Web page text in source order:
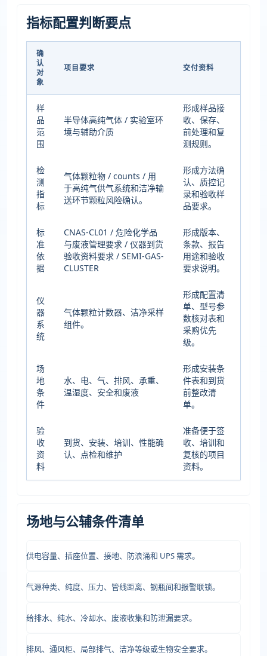
指标配置判断要点
确
认
对
象
项目要求 交付资料
样
品
范
围
半导体高纯气体 / 实验室环
境与辅助介质
形成样品接
收、保存、
前处理和复
测规则。
检
测
指
标
气体颗粒物 / counts / 用
于高纯气供气系统和洁净输
送环节颗粒风险确认。
形成方法确
认、质控记
录和验收样
品要求。
标
准
依
据
CNAS-CL01 / 危险化学品
与废液管理要求 / 仪器到货
验收资料要求 / SEMI-GAS-
CLUSTER
形成版本、
条款、报告
用途和验收
要求说明。
仪
器
系
统
气体颗粒计数器、洁净采样
组件。
形成配置清
单、型号参
数核对表和
采购优先
级。
场
地
条
件
水、电、气、排风、承重、
温湿度、安全和废液
形成安装条
件表和到货
前整改清
单。
验
收
资
料
到货、安装、培训、性能确
认、点检和维护
准备便于签
收、培训和
复核的项目
资料。
场地与公辅条件清单
供电容量、插座位置、接地、防浪涌和 UPS 需求。
气源种类、纯度、压力、管线距离、钢瓶间和报警联锁。
给排水、纯水、冷却水、废液收集和防泄漏要求。
排风、通风柜、局部排气、洁净等级或生物安全要求。